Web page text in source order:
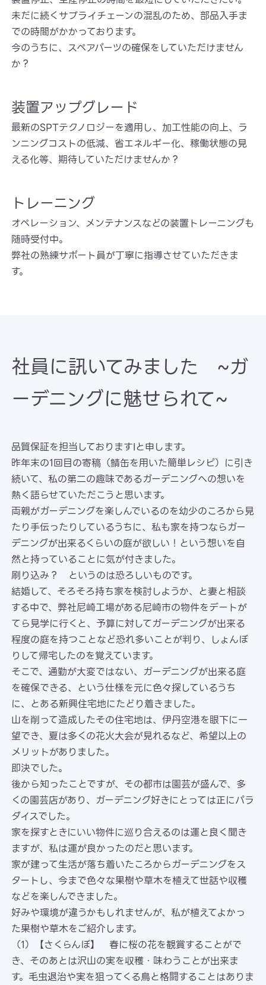
未だに続くサプライチェーンの混乱のため、部品入手ま
での時間がかかっております。
今のうちに、スペアパーツの確保をしていただけません
か？
装置アップグレード
最新のSPTテクノロジーを適用し、加工性能の向上、ラ
ンニングコストの低減、省エネルギー化、稼働状態の見
える化等、期待していただけませんか？
トレーニング
オペレーション、メンテナンスなどの装置トレーニングも
随時受付中。
弊社の熟練サポート員が丁寧に指導させていただきま
す。
社員に訊いてみました ~ガ
ーデニングに魅せられて~
品質保証を担当しておりますIと申します。
昨年末の1回目の寄稿（鯖缶を用いた簡単レシピ）に引き
続いて、私の第二の趣味であるガーデニングへの想いを
熱く語らせていただこうと思います。
両親がガーデニングを楽しんでいるのを幼少のころから見
たり手伝ったりしているうちに、私も家を持つならガー
デニングが出来るくらいの庭が欲しい！という想いを自
然と持っていることに気が付きました。
刷り込み？ というのは恐ろしいものです。
結婚して、そろそろ持ち家を検討しようか、と妻と相談
する中で、弊社尼崎工場がある尼崎市の物件をデートが
てら見学に行くと、予算に対してガーデニングが出来る
程度の庭を持つことなど恐れ多いことが判り、しょんぼ
りして帰宅したのを覚えています。
そこで、通勤が大変ではない、ガーデニングが出来る庭
を確保できる、という仕様を元に色々探しているうち
に、とある新興住宅地にたどり着きました。
山を削って造成したその住宅地は、伊丹空港を眼下に一
望でき、夏は多くの花火大会が見れるなど、希望以上の
メリットがありました。
即決でした。
後から知ったことですが、その都市は園芸が盛んで、多
くの園芸店があり、ガーデニング好きにとっては正にパラ
ダイスでした。
家を探すときにいい物件に巡り合えるのは運と良く聞き
ますが、私は運が良かったのだと思います。
家が建って生活が落ち着いたころからガーデニングをス
タートし、今まで色々な果樹や草木を植えて世話や収穫
などを楽しんできました。
好みや環境が違うかもしれませんが、私が植えてよかっ
た果樹や草木をご紹介します。
（1）【さくらんぼ】 春に桜の花を観賞することがで
き、そのあとは沢山の実を収穫・味わうことが出来ま
す。毛虫退治や実を狙ってくる鳥と格闘することはありま